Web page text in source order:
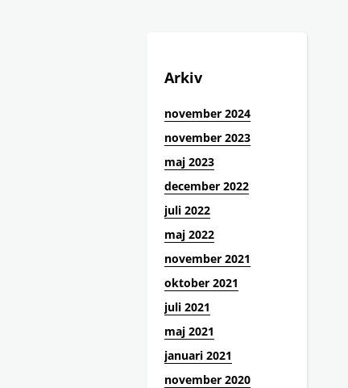
Arkiv
november 2024
november 2023
maj 2023
december 2022
juli 2022
maj 2022
november 2021
oktober 2021
juli 2021
maj 2021
januari 2021
november 2020